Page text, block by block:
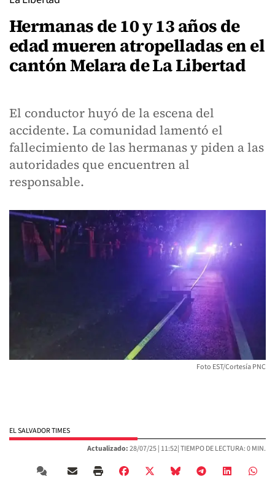
Hermanas de 10 y 13 años de
edad mueren atropelladas en el
cantón Melara de La Libertad
El conductor huyó de la escena del
accidente. La comunidad lamentó el
fallecimiento de las hermanas y piden a las
autoridades que encuentren al
responsable.
Foto EST/Cortesía PNC
EL SALVADOR TIMES
Actualizado:28/07/25 | 11:52| TIEMPO DE LECTURA: 0 MIN.